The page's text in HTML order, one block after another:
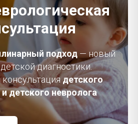
подход— новый
диагностики.
детского
детского невролога